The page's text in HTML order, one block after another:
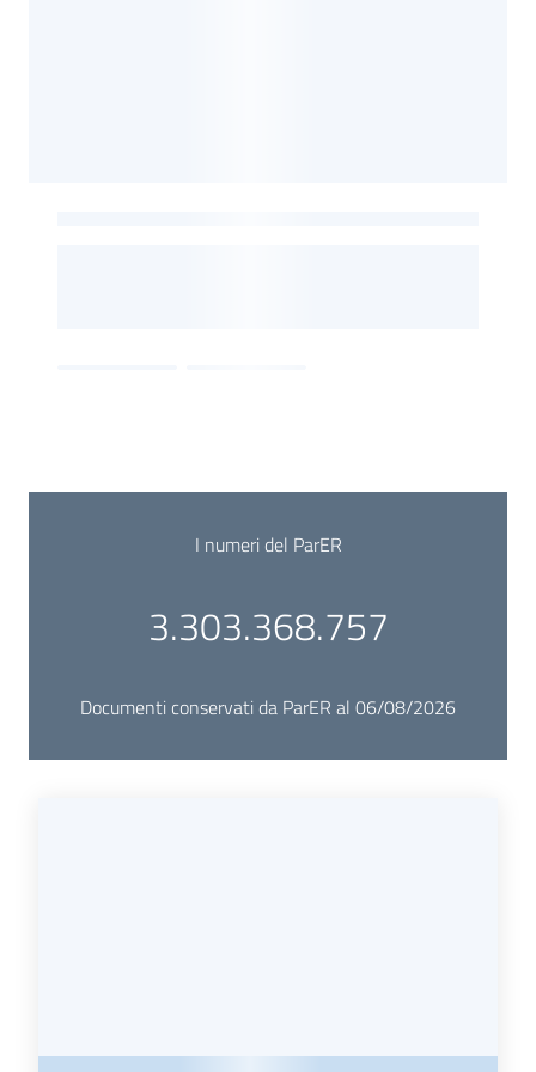
I numeri del ParER
3.303.368.757
Documenti conservati da ParER al 06/08/2026